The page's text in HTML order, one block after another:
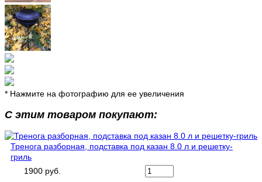
* Нажмите на фотографию для ее увеличения
С этим товаром покупают:
Тренога разборная, подставка под казан 8.0 л и решетку-
гриль
1900 руб.